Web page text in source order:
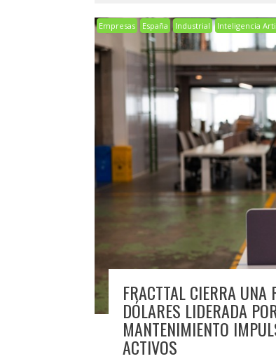
Empresas España Industrial Inteligencia
FRACTTAL CIERRA
DÓLARES LIDERADA
MANTENIMIENTO
ACTIVOS